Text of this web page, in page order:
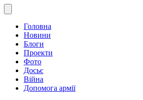
Головна
Новини
Блоги
Проекти
Фото
Досьє
Війна
Допомога армії